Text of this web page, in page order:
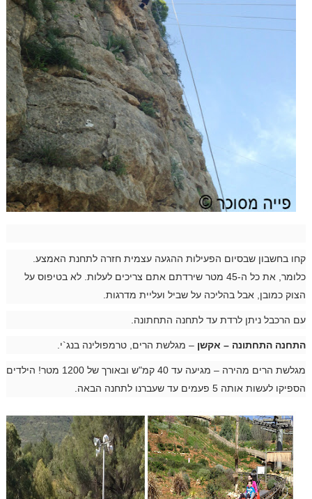
קחו בחשבון שבסיום הפעילות ההגעה עצמית חזרה לתחנת האמצע.
כלומר, את כל ה-45 מטר שירדתם אתם צריכים לעלות. לא בטיפוס על
הצוק כמובן, אבל בהליכה על שביל ועליית מדרגות.
עם הרכבל ניתן לרדת עד לתחנה התחתונה.
התחנה התחתונה – אקשן – מגלשת הרים, טרמפולינה בנג`י.
מגלשת הרים מהירה – מגיעה עד 40 קמ"ש ובאורך של 1200 מטר! הילדים
הספיקו לעשות אותה 5 פעמים עד שעברנו לתחנה הבאה.